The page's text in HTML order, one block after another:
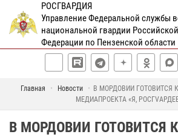
РОСГВАРДИЯ
Управление Федеральной службы
национальной гвардии Российской
Федерации по Пензенской области
Главная Новости
В МОРДОВИИ ГОТОВИТСЯ
МЕДИАПРОЕКТА «Я,
В МОРДОВИИ ГОТОВИТСЯ